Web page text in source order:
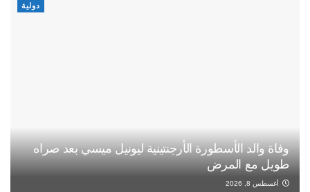
دولية
وفاة والد الأسطورة الأرجنتينية ليونيل ميسي بعد صراه
طويل مع المرض
أغسطس 8, 2026